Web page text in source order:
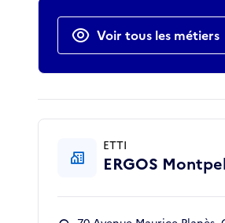
Actions rapides
Voir tous les métiers
ETTI
ERGOS